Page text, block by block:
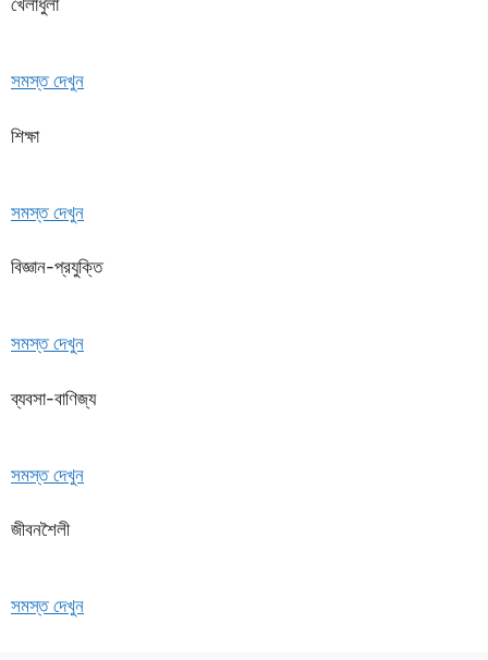
খেলাধুলা
সমস্ত দেখুন
শিক্ষা
সমস্ত দেখুন
বিজ্ঞান-প্রযুক্তি
সমস্ত দেখুন
ব্যবসা-বাণিজ্য
সমস্ত দেখুন
জীবনশৈলী
সমস্ত দেখুন